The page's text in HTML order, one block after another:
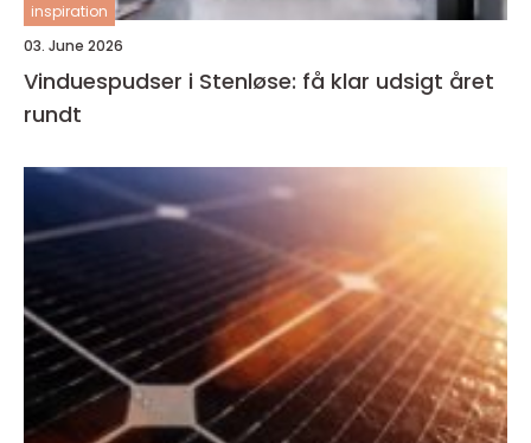
inspiration
03. June 2026
Vinduespudser i Stenløse: få klar udsigt året
rundt